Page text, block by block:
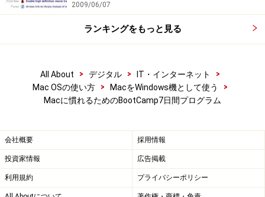
2009/06/07
ランキングをもっと見る
All About > デジタル > IT・インターネット
>
Mac OSの使い方
> MacをWindows機として使う
>
Macに慣れるためのBootCamp7日間プログラム
会社概要 採用情報
投資家情報 広告掲載
利用規約 プライバシーポリシー